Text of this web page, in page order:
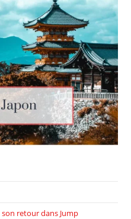
retour dans Jump